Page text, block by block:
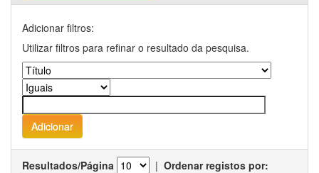
Adicionar filtros:
Utilizar filtros para refinar o resultado da pesquisa.
Resultados/Página | Ordenar registos por: